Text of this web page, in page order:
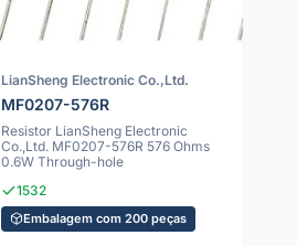
LianSheng Electronic Co.,Ltd.
MF0207-576R
Resistor LianSheng Electronic
Co.,Ltd. MF0207-576R 576 Ohms
0.6W Through-hole
1532
Embalagem com 200 peças